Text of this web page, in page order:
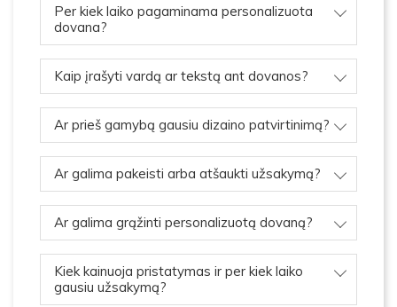
Per kiek laiko pagaminama personalizuota
dovana?
Kaip įrašyti vardą ar tekstą ant dovanos?
Ar prieš gamybą gausiu dizaino patvirtinimą?
Ar galima pakeisti arba atšaukti užsakymą?
Ar galima grąžinti personalizuotą dovaną?
Kiek kainuoja pristatymas ir per kiek laiko
gausiu užsakymą?